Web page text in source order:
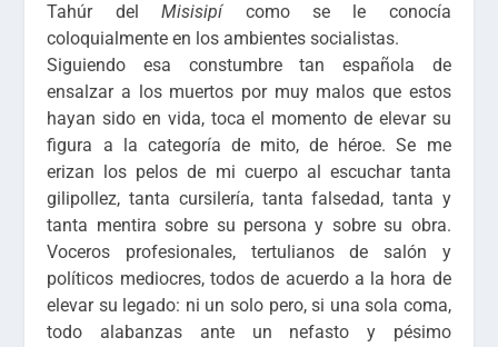
Tahúr delMisisipícomo se le conocía
coloquialmente en los ambientes socialistas.
Siguiendo esa constumbre tan española de
ensalzar a los muertos por muy malos que estos
hayan sido en vida, toca el momento de elevar su
figura a la categoría de mito, de héroe. Se me
erizan los pelos de mi cuerpo al escuchar tanta
gilipollez, tanta cursilería, tanta falsedad, tanta y
tanta mentira sobre su persona y sobre su obra.
Voceros profesionales, tertulianos de salón y
políticos mediocres, todos de acuerdo a la hora de
elevar su legado: ni un solo pero, si una sola coma,
todo alabanzas ante un nefasto y pésimo